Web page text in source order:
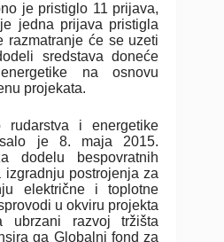
je pristiglo 11 prijava,
jedna prijava pristigla
razmatranje će se uzeti
sredstava doneće
na osnovu
projekata.
rudarstva i energetike
je 8. maja 2015.
dodelu bespovratnih
postrojenja za
električne i toplotne
u okviru projekta
ubrzani razvoj tržišta
ga Globalni fond za